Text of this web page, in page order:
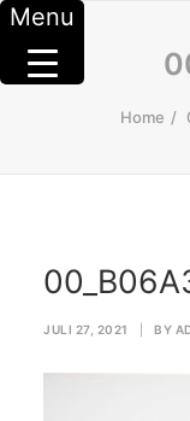
Home
JULI 27, 2021 BY
Menu